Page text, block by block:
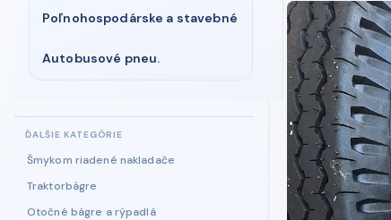
Poľnohospodárske a stavebné
Autobusové pneu.
Šmykom riadené nakladače
Traktorbágre
Otočné bágre a rýpadlá